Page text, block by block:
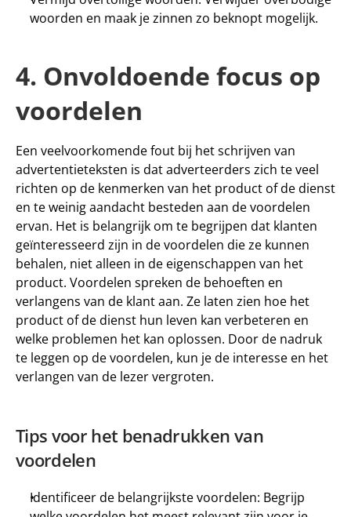
woorden en maak je zinnen zo beknopt mogelijk.
4. Onvoldoende focus op
voordelen
Een veelvoorkomende fout bij het schrijven van
advertentieteksten is dat adverteerders zich te veel
richten op de kenmerken van het product of de dienst
en te weinig aandacht besteden aan de voordelen
ervan. Het is belangrijk om te begrijpen dat klanten
geïnteresseerd zijn in de voordelen die ze kunnen
behalen, niet alleen in de eigenschappen van het
product. Voordelen spreken de behoeften en
verlangens van de klant aan. Ze laten zien hoe het
product of de dienst hun leven kan verbeteren en
welke problemen het kan oplossen. Door de nadruk
te leggen op de voordelen, kun je de interesse en het
verlangen van de lezer vergroten.
Tips voor het benadrukken van
voordelen
Identificeer de belangrijkste voordelen: Begrijp